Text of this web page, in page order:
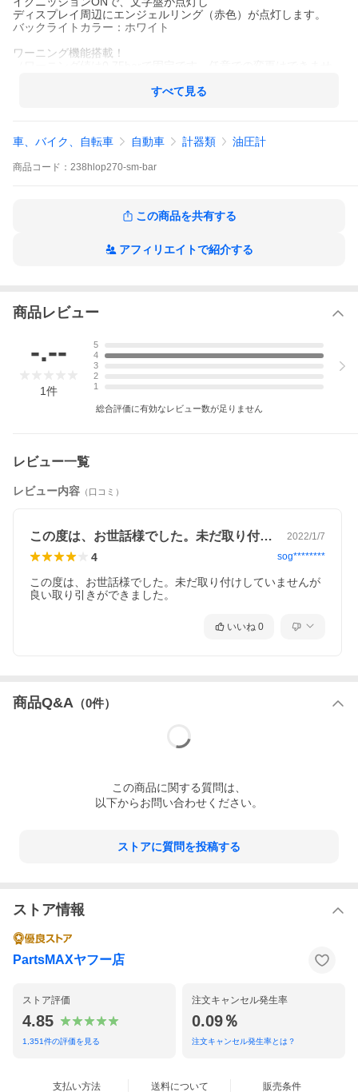
ディスプレイ周辺にエンジェルリング（赤色）が点灯します。
バックライトカラー：ホワイト
ワーニング機能搭載！
検) カスタム パーツ ドレスアップ 追加メーター
すべて見る
車、バイク、自転車 自動車 計器類 油圧計
商品 コード： 238hlop270-sm-bar
この商品を共有する
アフィリエイトで紹介する
商品レビュー
-.--
1件
5
4
3
2
1
総合評価に有効なレビュー数が足りません
レビュー一覧
レビュー内容 （口コミ）
この度は、お世話様でした。未だ取り付け… 2022/1/7
4 sog********
この度は、お世話様でした。未だ取り付けしていませんが
良い取り引きができました。
いいね 0
商品Q&A （0件）
この商品に関する質問は、
以下からお問い合わせください。
ストアに質問を投稿する
ストア情報
PartsMAXヤフー店
ストア評価
4.85
1,351件の評価を見る
注文キャンセル発生率
0.09％
注文キャンセル発生率とは？
支払い方法 送料について 販売条件